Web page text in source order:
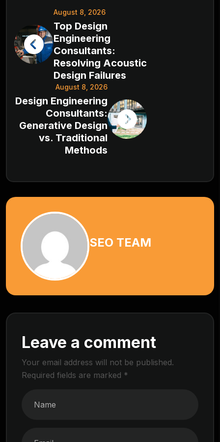
August 8, 2026
Top Design
Engineering
Consultants:
Resolving Acoustic
Design Failures
August 8, 2026
Design Engineering
Consultants:
Generative Design
vs. Traditional
Methods
SEO TEAM
Leave a comment
Your email address will not be published.
Required fields are marked *